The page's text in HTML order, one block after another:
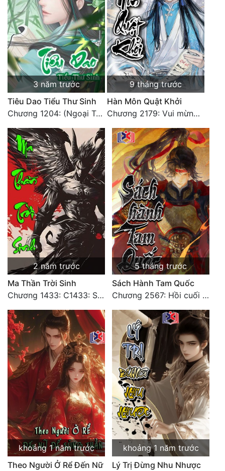
Đông Phương
Đông Phương Huyền Huyễn
Đồng Nhân
Cẩu Đạo Trường Sinh
Ngự Thú
Truyện Nam
Truyện Nữ
Vô Địch Lưu
Xây Dựng Thế Lực
Đam Mỹ
Đẹp
Đẹp Hiệp
Tính Cách Nhân Vật :
Cơ Trí
Sát Phạt Quyết Đoán
Vô Sỉ
Điềm Đạm
3 năm trước
Tiêu Dao Tiểu Thư Sinh
Chương 1204: (Ngoại Truyện) Triệu Cơ
9 tháng trước
Hàn Môn Quật Khởi
Chương 2179: Vui mừng khôn xiết
2 năm trước
Ma Thần Trời Sinh
Chương 1433: C1433: Sắc phong đại kết cục3
5 tháng trước
Sách Hành Tam Quốc
Chương 2567: Hồi cuối [HẾT]
khoảng 1 năm trước
Theo Người Ở Rể Đến Nữ
khoảng 1 năm trước
Lý Trị Đừng Nhu Nhược